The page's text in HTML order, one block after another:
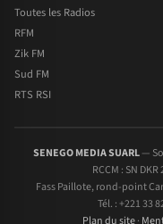
Toutes les Radios
RFM
Zik FM
Sud FM
RTS RSI
SENEGO MEDIA SUARL—
RCCM : SN
Fass Paillote, rond-point
Tél. : +221 33
Plan du site·